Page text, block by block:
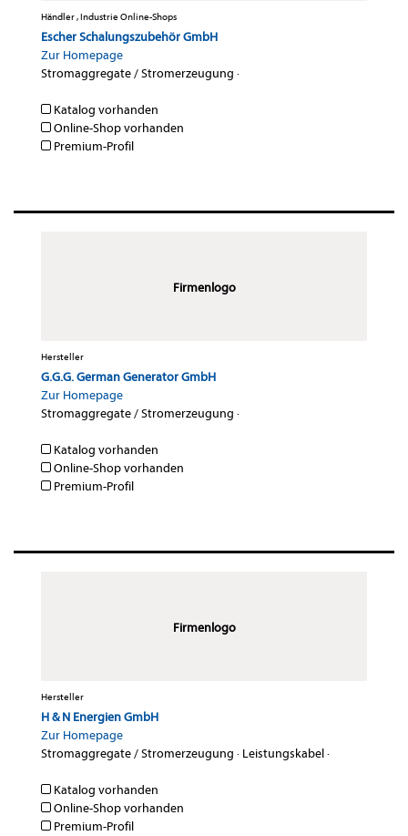
Händler , Industrie Online-Shops
Escher Schalungszubehör GmbH
Zur Homepage
Stromaggregate / Stromerzeugung ·
Katalog vorhanden
Online-Shop vorhanden
Premium-Profil
Firmenlogo
Hersteller
G.G.G. German Generator GmbH
Zur Homepage
Stromaggregate / Stromerzeugung ·
Katalog vorhanden
Online-Shop vorhanden
Premium-Profil
Firmenlogo
Hersteller
H & N Energien GmbH
Zur Homepage
Stromaggregate / Stromerzeugung · Leistungskabel·
Katalog vorhanden
Online-Shop vorhanden
Premium-Profil